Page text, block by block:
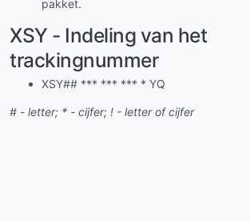
pakket.
XSY - Indeling van het
trackingnummer
XSY## *** *** *** * YQ
# - letter; * - cijfer; ! - letter of cijfer